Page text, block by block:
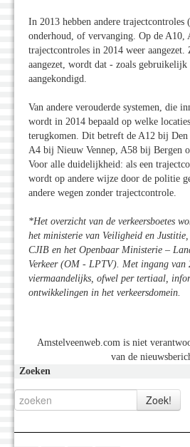
In 2013 hebben andere trajectcontroles
onderhoud, of vervanging. Op de A10,
trajectcontroles in 2014 weer aangezet.
aangezet, wordt dat - zoals
aangekondigd.
Van andere verouderde systemen, die
wordt in 2014 bepaald op welke
terugkomen. Dit betreft de A12 bij
A4 bij Nieuw Vennep, A58 bij Bergen
Voor alle duidelijkheid: als een
wordt op andere wijze door de politie
andere wegen zonder trajectcontrole.
*Het overzicht van de verkeersboetes
het ministerie van Veiligheid en
CJIB en het Openbaar Ministerie –
Verkeer (OM - LPTV). Met ingang van
viermaandelijks, ofwel per tertiaal,
ontwikkelingen in het verkeersdomein.
Amstelveenweb.com is niet
van de
Zoeken